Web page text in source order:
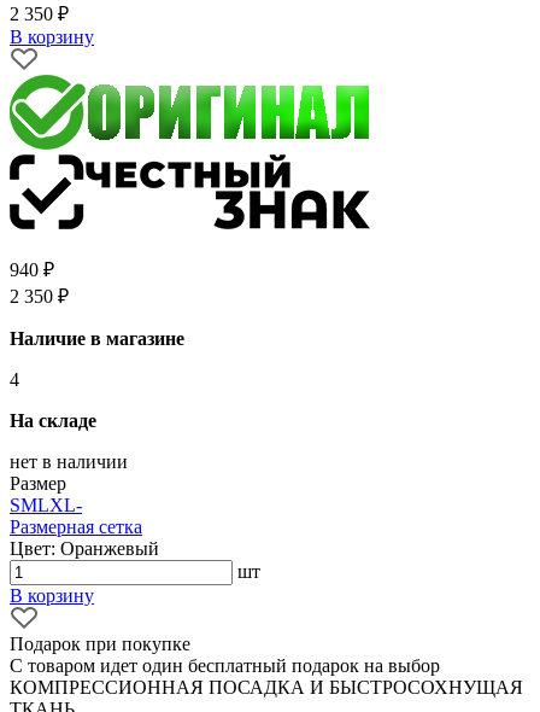
2 350 ₽
В корзину
940 ₽
2 350 ₽
Наличие в магазине
4
На складе
нет в наличии
Размер
SMLXL-
Размерная сетка
Цвет: Оранжевый
шт
В корзину
Подарок при покупке
С товаром идет один бесплатный подарок на выбор
КОМПРЕССИОННАЯ ПОСАДКА И БЫСТРОСОХНУЩАЯ